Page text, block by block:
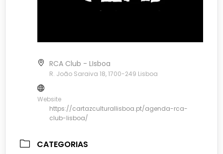
RCA Club - LIsboa
R. João Saraiva 18, 1700-249 Lisboa
Website
https://cartazculturallisboa.pt/agenda-rca-
club-lisboa/
CATEGORIAS